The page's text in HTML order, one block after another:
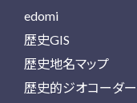
edomi
歴史GIS
歴史地名マップ
歴史的ジオコーダー